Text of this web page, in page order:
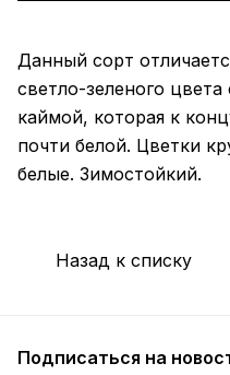
Данный сорт
светло-зеленого
каймой, которая к
почти белой. Цветки
белые. Зимостойкий.
Назад к списку
Подписаться на